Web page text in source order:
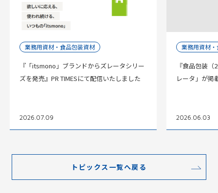
業務用資材・食品包装資材
『「itsmono」ブランドからズレータシリー
ズを発売』PR TIMESにて配信いたしました
2026.07.09
業務用資材
『食品包装
レータ」が掲
2026.06.03
トピックス一覧へ戻る